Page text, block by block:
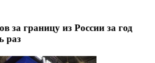
за границу из России за год
раз